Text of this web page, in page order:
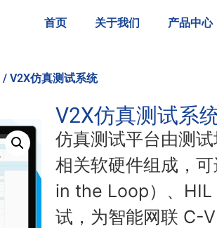
首页 关于我们 产品中心
/ V2X仿真测试系统
V2X仿真测试系
仿真测试平台由测
相关软硬件组成，
in the Loop）、
试，为智能网联 C-